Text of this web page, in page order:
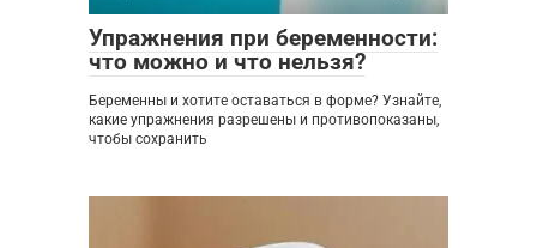
Упражнения при беременности:
что можно и что нельзя?
Беременны и хотите оставаться в форме? Узнайте,
какие упражнения разрешены и противопоказаны,
чтобы сохранить